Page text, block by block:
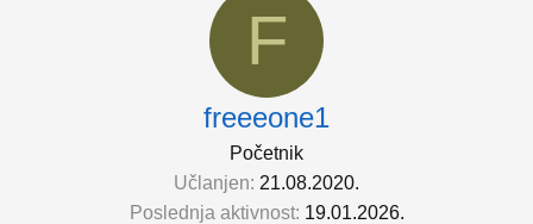
F
freeeone1
Početnik
Učlanjen 21.08.2020.
Poslednja aktivnost 19.01.2026.